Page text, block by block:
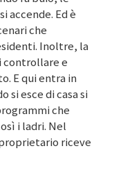
accende. Ed è
che
Inoltre, la
e
E qui entra in
si esce di casa si
che
i ladri. Nel
riceve